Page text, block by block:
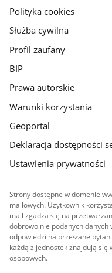
gov.pl
Polityka cookies
Służba cywilna
Profil zaufany
BIP
Prawa autorskie
Warunki korzystania
Geoportal
Deklaracja dostępności
Ustawienia prywatności
Strony dostępne w domenie
mailowych. Użytkownik
mail zgadza się na
dobrowolnie podanych danych
odpowiedzi na przesłane
każdą z jednostek znajdują
osobowych.